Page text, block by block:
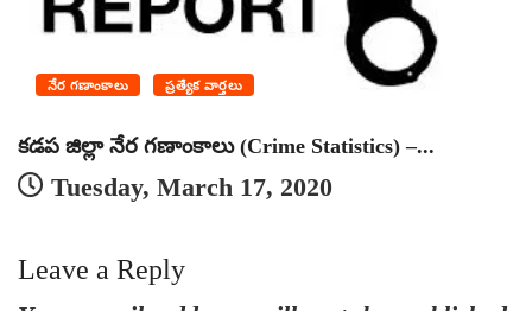
నేర గణాంకాలు ప్రత్యేక వార్తలు
కడప జిల్లా నేర గణాంకాలు (Crime Statistics) –...
Tuesday, March 17, 2020
Leave a Reply